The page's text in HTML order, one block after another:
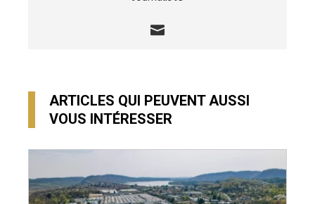
ARTICLES QUI PEUVENT AUSSI
VOUS INTÉRESSER